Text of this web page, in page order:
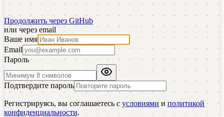
Продолжить через GitHub
или через email
Ваше имя
Email
Пароль
Подтвердите пароль
Регистрируясь, вы соглашаетесь с условиями и политикой
конфиденциальности.